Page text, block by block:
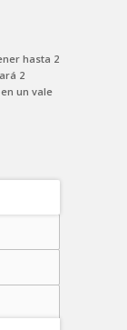
hasta 2
2
un vale